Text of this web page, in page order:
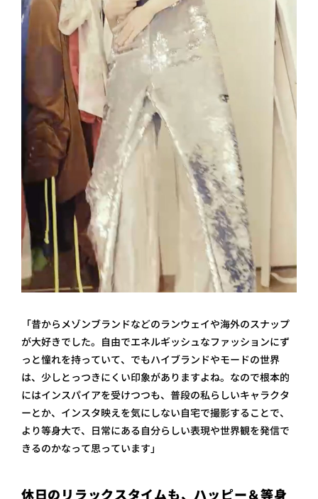
「昔からメゾンブランドなどのランウェイや海外のスナップ
が大好きでした。自由でエネルギッシュなファッションにず
っと憧れを持っていて、でもハイブランドやモードの世界
は、少しとっつきにくい印象がありますよね。なので根本的
にはインスパイアを受けつつも、普段の私らしいキャラクタ
ーとか、インスタ映えを気にしない自宅で撮影することで、
より等身大で、日常にある自分らしい表現や世界観を発信で
きるのかなって思っています」
休日のリラックスタイムも、ハッピー＆等身